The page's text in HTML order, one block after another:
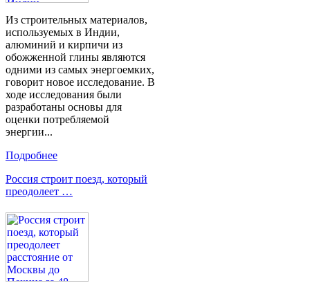
Из строительных материалов,
используемых в Индии,
алюминий и кирпичи из
обожженной глины являются
одними из самых энергоемких,
говорит новое исследование. В
ходе исследования были
разработаны основы для
оценки потребляемой
энергии...
Подробнее
Россия строит поезд, который
преодолеет …